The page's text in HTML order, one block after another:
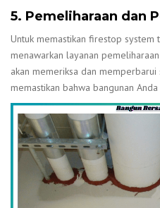
5. Pemeliharaan dan
Untuk memastikan firestop system
menawarkan layanan
akan memeriksa dan memperbarui
memastikan bahwa bangunan